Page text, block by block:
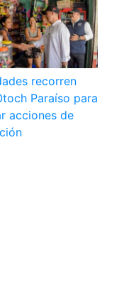
recorren
Paraíso para
acciones de